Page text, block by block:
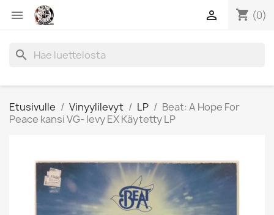
 shopping_cart (0)

search
Etusivulle Vinyylilevyt LP
Beat: A Hope For
Peace kansi VG- levy EX Käytetty LP